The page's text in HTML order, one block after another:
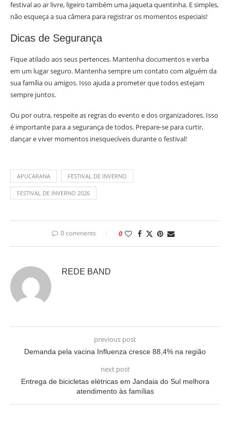
festival ao ar livre, ligeiro também uma jaqueta quentinha. E simples,
não esqueça a sua câmera para registrar os momentos especiais!
Dicas de Segurança
Fique atilado aos seus pertences. Mantenha documentos e verba
em um lugar seguro. Mantenha sempre um contato com alguém da
sua família ou amigos. Isso ajuda a prometer que todos estejam
sempre juntos.
Ou por outra, respeite as regras do evento e dos organizadores. Isso
é importante para a segurança de todos. Prepare-se para curtir,
dançar e viver momentos inesquecíveis durante o festival!
APUCARANA FESTIVAL DE INVERNO
FESTIVAL DE INVERNO 2026
0 comments 0
REDE BAND
previous post
Demanda pela vacina Influenza cresce 88,4% na região
next post
Entrega de bicicletas elétricas em Jandaia do Sul melhora
atendimento às famílias